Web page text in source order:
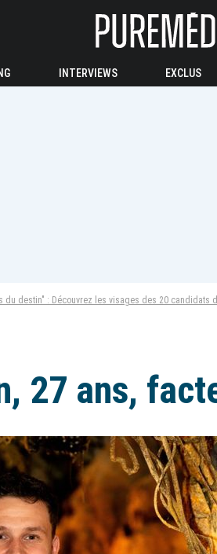
INTERVIEWS EXCLUS
du destin" : Découvrez les visages des 20 candidats
27 ans,